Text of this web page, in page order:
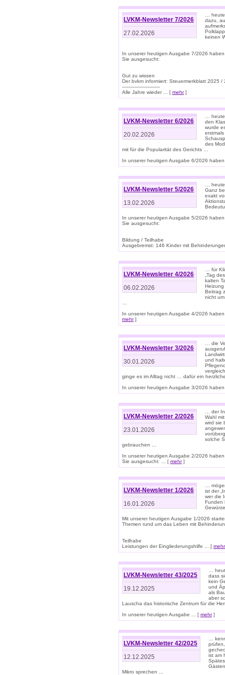
LVKM-Newsletter 7/2026
27.02.2026
…
dazu,
keinen
In unserer heutigen Ausgabe 7/2026
Sie ausgesucht:
Gut zu wissen
Der bvkm informiert: Steuermerkblatt 2025 /
-------------------------
Alle Jahre wieder ... [ mehr]
LVKM-Newsletter 6/2026
20.02.2026
…
den
wurde
des
mit für die Popularität des Gerichts …
In unserer heutigen Ausgabe 6/2026
LVKM-Newsletter 5/2026
13.02.2026
…
Ganz
exakt
In unserer heutigen Ausgabe 5/2026
Sie ausgesucht:
Bildung / Teilhabe
Ausgebremst: 146 Kinder mit
LVKM-Newsletter 4/2026
06.02.2026
… für
„Tag
kalten
Beitrag
nicht
In unserer heutigen Ausgabe 4/2026
mehr]
LVKM-Newsletter 3/2026
30.01.2026
… die
und
ginge es im Alltag nicht … dafür ein
In unserer heutigen Ausgabe 3/2026
LVKM-Newsletter 2/2026
23.01.2026
… der
Wahl
wird sie
solche
gebrauchen ...
In unserer heutigen Ausgabe 2/2026
Sie ausgesucht: ... [ mehr]
LVKM-Newsletter 1/2026
16.01.2026
…
ist der
wer die
Funden
Mit unserer heutigen Ausgabe 1/2026
Themen rund um das Leben mit
Teilhabe
Leistungen der Eingliederungshilfe ... [ mehr
LVKM-Newsletter 43/2025
19.12.2025
…
dass
kein
und
als
aber
Lauscha das historische Zentrum für die
In unserer heutigen Ausgabe ... [ mehr]
LVKM-Newsletter 42/2025
12.12.2025
…
ist am
Mikro sprechen ...